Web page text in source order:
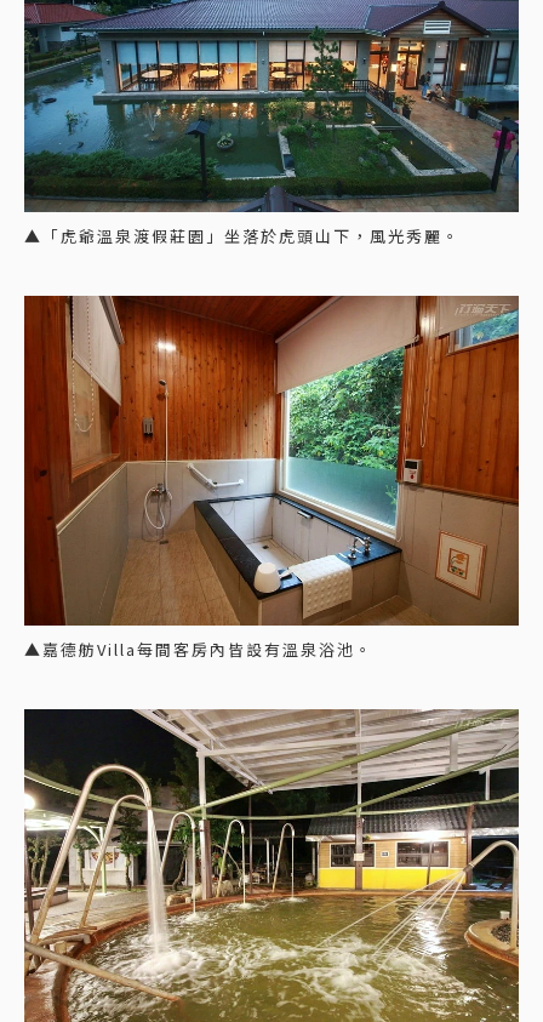
▲「虎爺溫泉渡假莊園」坐落於虎頭山下，風光秀麗。
▲嘉德舫Villa每間客房內皆設有溫泉浴池。